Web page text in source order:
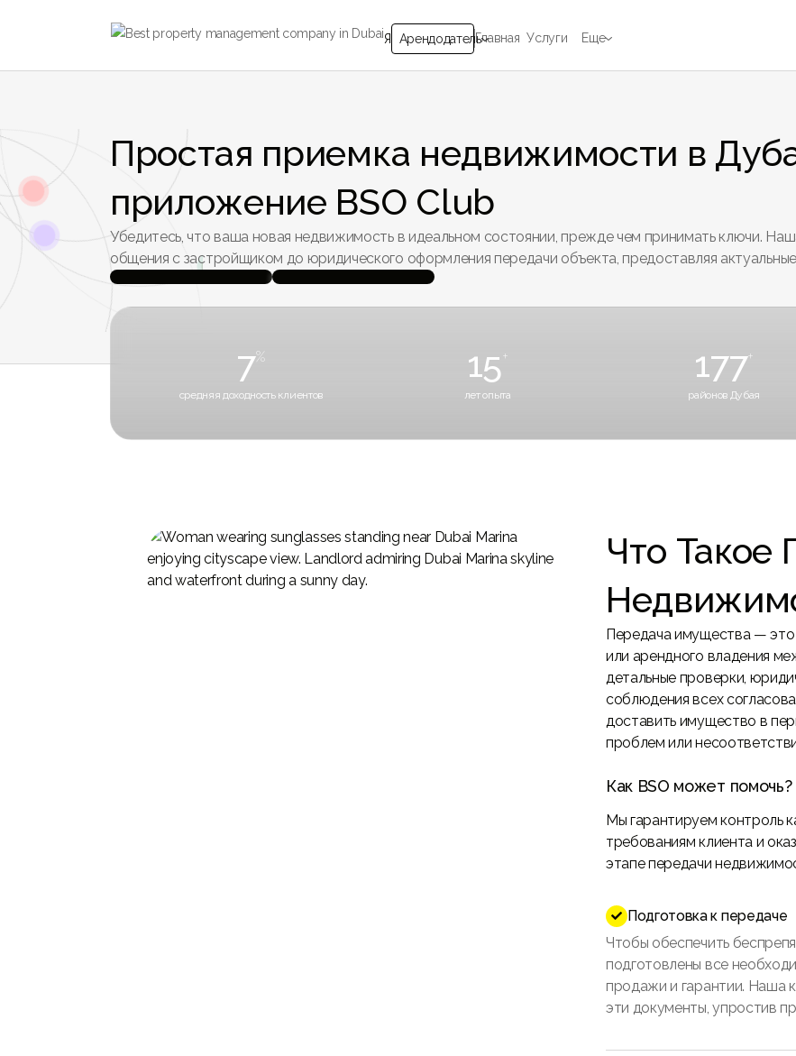
Я АрендодательГлавная Услуги Еще
Простая приемка недвижимости в
приложение BSO Club
Убедитесь, что ваша новая недвижимость в идеальном состоянии, прежде чем принимать ключи.
общения с застройщиком до юридического оформления передачи объекта, предоставляя
7%
средняя доходность клиентов
15+
лет опыта
177+
районов Дубая
Что Такое
Передача имущества — это
или арендного владения
детальные проверки,
соблюдения всех
доставить имущество в
проблем или
Как BSO может помочь?
Мы гарантируем контроль
требованиям клиента и
этапе передачи
 Подготовка к передаче
Чтобы обеспечить
подготовлены все
продажи и гарантии. Наша
эти документы, упростив